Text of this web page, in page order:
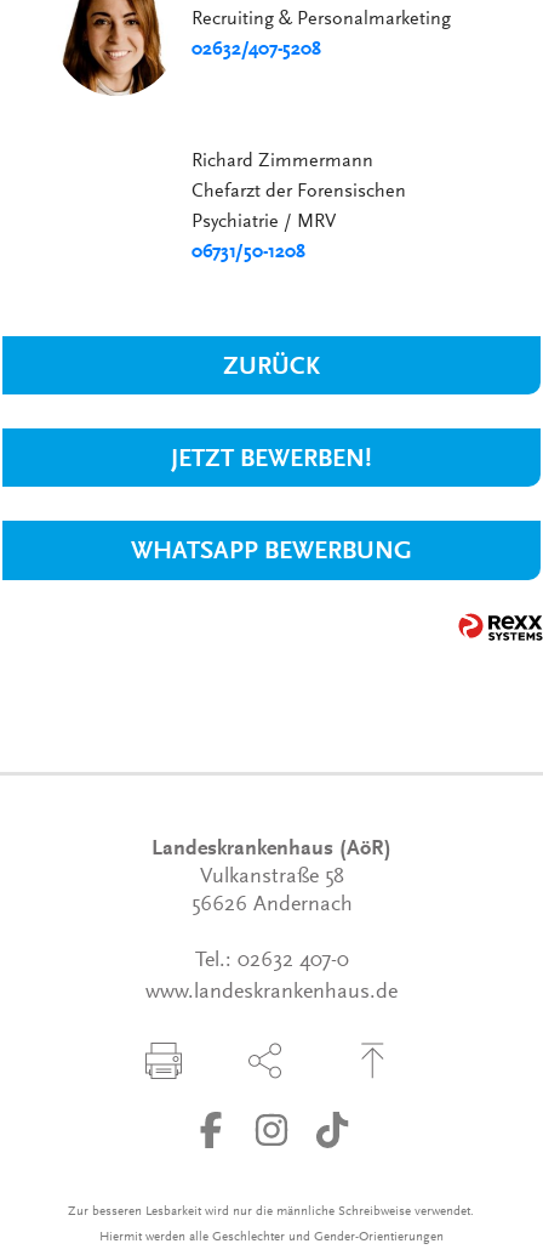
Recruiting & Personalmarketing
02632/407-5208
Richard Zimmermann
Chefarzt der Forensischen
Psychiatrie / MRV
06731/50-1208
ZURÜCK
JETZT BEWERBEN!
WHATSAPP BEWERBUNG
Landeskrankenhaus (AöR)
Vulkanstraße 58
56626 Andernach
Tel.: 02632 407-0
www.landeskrankenhaus.de
Zur besseren Lesbarkeit wird nur die männliche Schreibweise verwendet.
Hiermit werden alle Geschlechter und Gender-Orientierungen